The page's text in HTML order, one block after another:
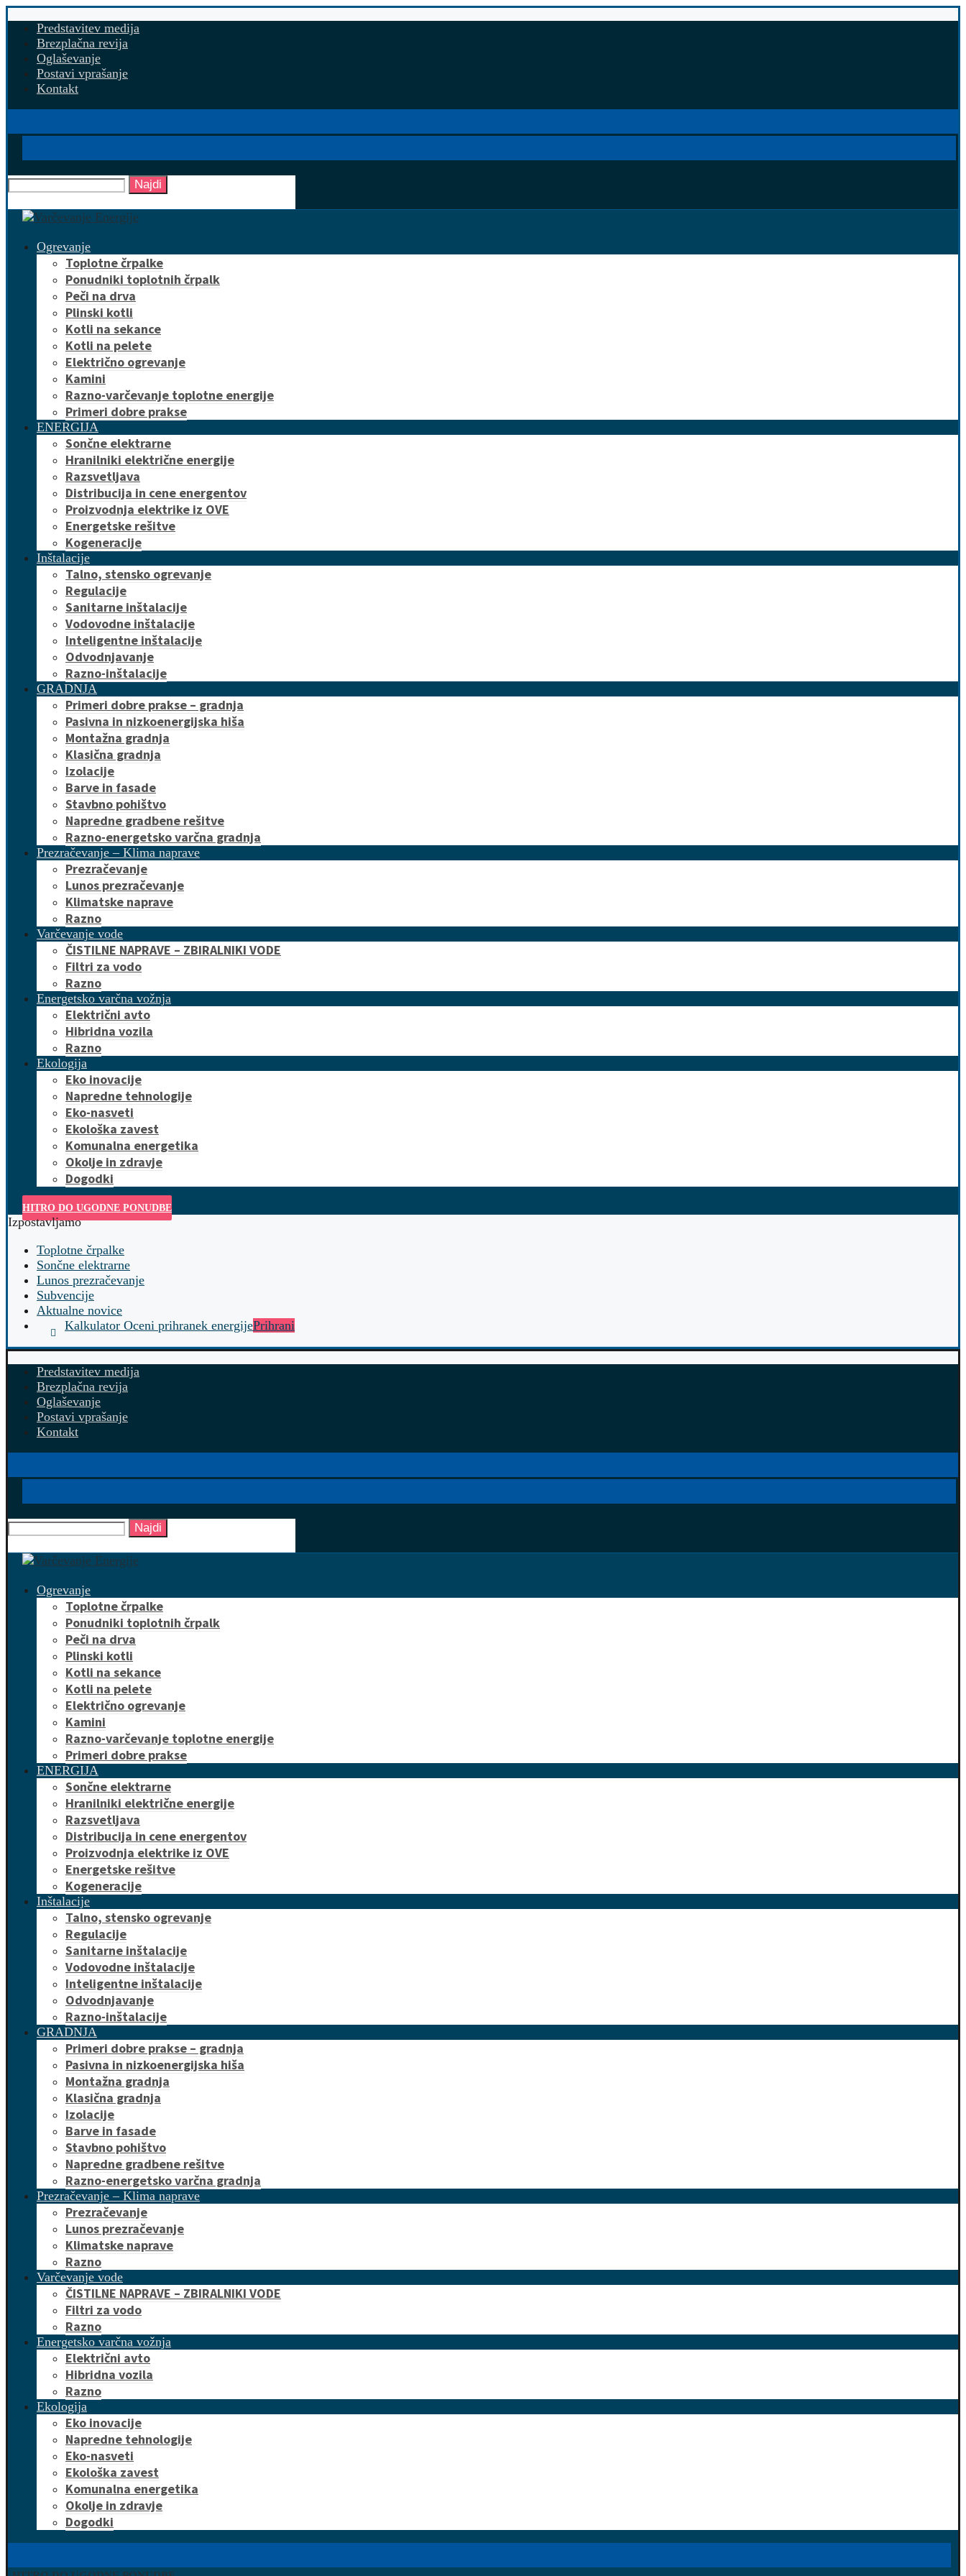
Predstavitev medija
Brezplačna revija
Oglaševanje
Postavi vprašanje
Kontakt
Najdi
Ogrevanje
Toplotne črpalke
Ponudniki toplotnih črpalk
Peči na drva
Plinski kotli
Kotli na sekance
Kotli na pelete
Električno ogrevanje
Kamini
Razno-varčevanje toplotne energije
Primeri dobre prakse
ENERGIJA
Sončne elektrarne
Hranilniki električne energije
Razsvetljava
Distribucija in cene energentov
Proizvodnja elektrike iz OVE
Energetske rešitve
Kogeneracije
Inštalacije
Talno, stensko ogrevanje
Regulacije
Sanitarne inštalacije
Vodovodne inštalacije
Inteligentne inštalacije
Odvodnjavanje
Razno-inštalacije
GRADNJA
Primeri dobre prakse – gradnja
Pasivna in nizkoenergijska hiša
Montažna gradnja
Klasična gradnja
Izolacije
Barve in fasade
Stavbno pohištvo
Napredne gradbene rešitve
Razno-energetsko varčna gradnja
Prezračevanje – Klima naprave
Prezračevanje
Lunos prezračevanje
Klimatske naprave
Razno
Varčevanje vode
ČISTILNE NAPRAVE – ZBIRALNIKI VODE
Filtri za vodo
Razno
Energetsko varčna vožnja
Električni avto
Hibridna vozila
Razno
Ekologija
Eko inovacije
Napredne tehnologije
Eko-nasveti
Ekološka zavest
Komunalna energetika
Okolje in zdravje
Dogodki
HITRO DO UGODNE PONUDBE
Izpostavljamo
Toplotne črpalke
Sončne elektrarne
Lunos prezračevanje
Subvencije
Aktualne novice
Kalkulator Oceni prihranek energijePrihrani
Predstavitev medija
Brezplačna revija
Oglaševanje
Postavi vprašanje
Kontakt
Najdi
Ogrevanje
Toplotne črpalke
Ponudniki toplotnih črpalk
Peči na drva
Plinski kotli
Kotli na sekance
Kotli na pelete
Električno ogrevanje
Kamini
Razno-varčevanje toplotne energije
Primeri dobre prakse
ENERGIJA
Sončne elektrarne
Hranilniki električne energije
Razsvetljava
Distribucija in cene energentov
Proizvodnja elektrike iz OVE
Energetske rešitve
Kogeneracije
Inštalacije
Talno, stensko ogrevanje
Regulacije
Sanitarne inštalacije
Vodovodne inštalacije
Inteligentne inštalacije
Odvodnjavanje
Razno-inštalacije
GRADNJA
Primeri dobre prakse – gradnja
Pasivna in nizkoenergijska hiša
Montažna gradnja
Klasična gradnja
Izolacije
Barve in fasade
Stavbno pohištvo
Napredne gradbene rešitve
Razno-energetsko varčna gradnja
Prezračevanje – Klima naprave
Prezračevanje
Lunos prezračevanje
Klimatske naprave
Razno
Varčevanje vode
ČISTILNE NAPRAVE – ZBIRALNIKI VODE
Filtri za vodo
Razno
Energetsko varčna vožnja
Električni avto
Hibridna vozila
Razno
Ekologija
Eko inovacije
Napredne tehnologije
Eko-nasveti
Ekološka zavest
Komunalna energetika
Okolje in zdravje
Dogodki